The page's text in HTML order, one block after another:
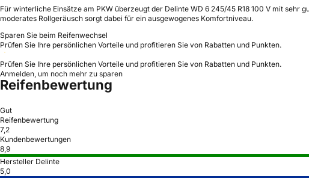
Für winterliche Einsätze am PKW überzeugt der Delinte WD 6 245/45 R18 100 V mit
moderates Rollgeräusch sorgt dabei für ein ausgewogenes Komfortniveau.
Sparen Sie beim Reifenwechsel
Prüfen Sie Ihre persönlichen Vorteile und profitieren Sie von Rabatten und Punkten.
Prüfen Sie Ihre persönlichen Vorteile und profitieren Sie von Rabatten und Punkten.
Anmelden, um noch mehr zu sparen
Reifenbewertung
Gut
Reifenbewertung
7,2
Kundenbewertungen
8,9
Hersteller Delinte
5,0